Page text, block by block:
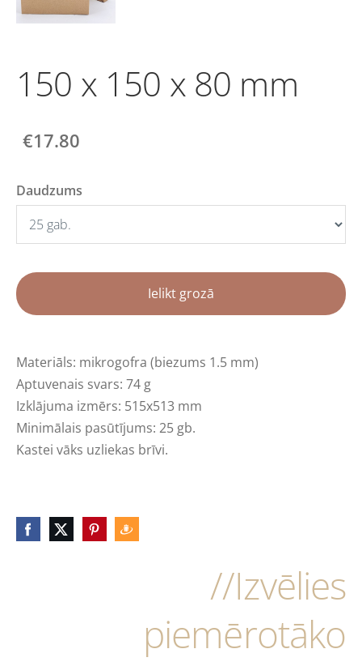
//Izvēlies
piemērotāko
150 x 150 x 80 mm
€17.80
Daudzums
Ielikt grozā
Materiāls: mikrogofra (biezums 1.5 mm)
Aptuvenais svars: 74 g
Izklājuma izmērs: 515x513 mm
Minimālais pasūtījums: 25 gb.
Kastei vāks uzliekas brīvi.